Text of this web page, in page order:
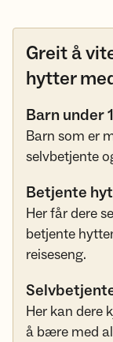
Greit å
hytter
Barn under
Barn som er
selvbetjente
Betjente
Her får dere
betjente
reiseseng.
Her kan dere
å bære med